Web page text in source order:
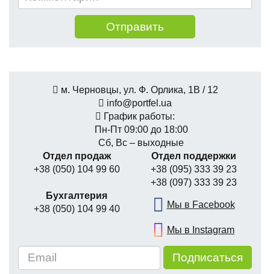
м. Черновцы, ул. Ф. Орлика, 1В / 12
info@portfel.ua
График работы:
Пн-Пт 09:00 до 18:00
Сб, Вс – выходные
Отдел продаж
+38 (050) 104 99 60
Отдел поддержки
+38 (095) 333 39 23
+38 (097) 333 39 23
Бухгалтерия
+38 (050) 104 99 40
Мы в Facebook
Мы в Instagram